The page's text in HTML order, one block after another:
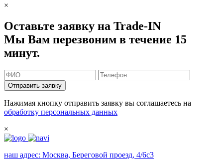
×
Оставьте заявку на Trade-IN
Мы Вам перезвоним в течение 15
минут.
Отправить заявку
Нажимая кнопку отправить заявку вы соглашаетесь на
обработку персональных данных
×
наш адрес: Москва, Береговой проезд, 4/6с3